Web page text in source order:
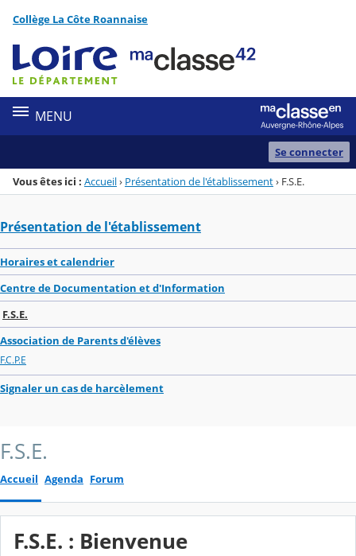
Menu de la rubrique
Contenu
Collège La Côte Roannaise
MENU
Se connecter
Vous êtes ici : Accueil› Présentation de l'établissement› F.S.E.
Présentation de l'établissement
Horaires et calendrier
Centre de Documentation et d'Information
F.S.E.
Association de Parents d'élèves
F.C.P.E
Signaler un cas de harcèlement
F.S.E.
Accueil Agenda Forum
F.S.E. : Bienvenue